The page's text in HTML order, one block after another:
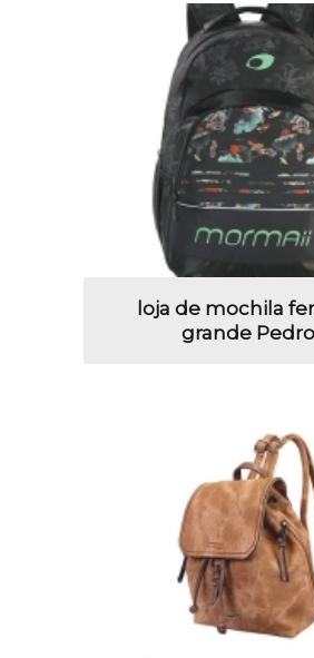
loja de mochila
grande